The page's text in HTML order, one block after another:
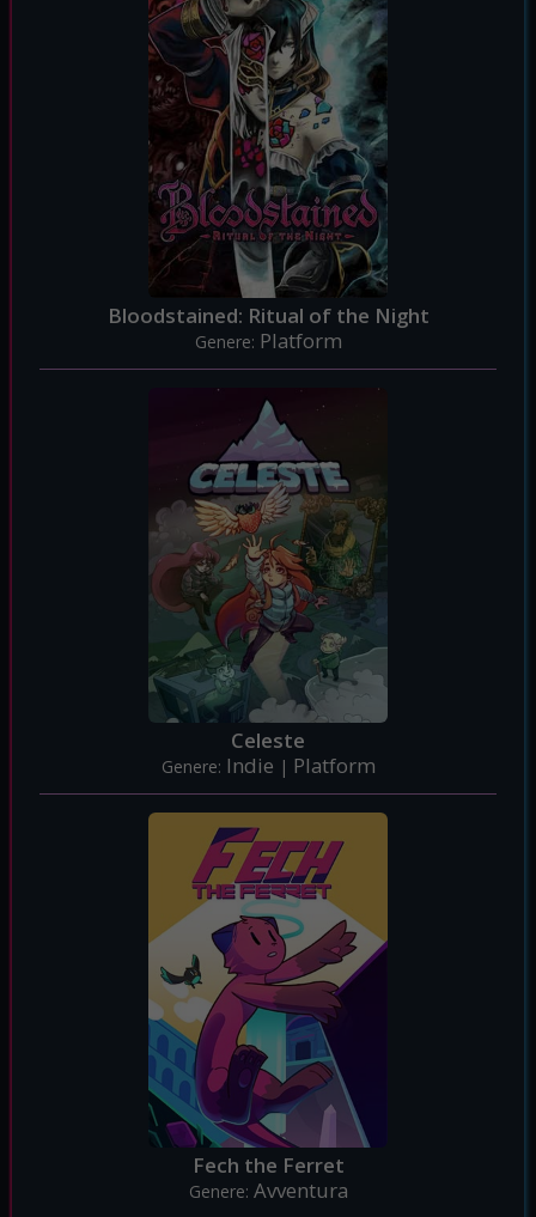
Bloodstained: Ritual of the Night
Genere: Platform
Celeste
Genere: Indie | Platform
Fech the Ferret
Genere: Avventura